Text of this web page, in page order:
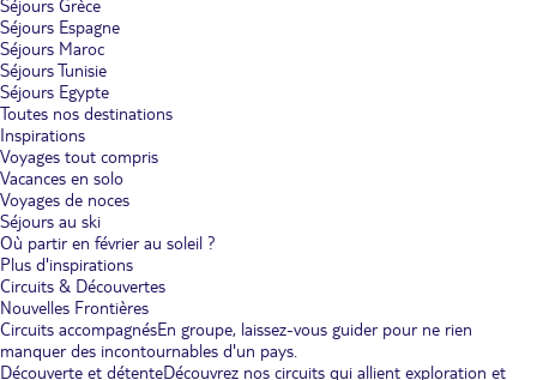
Séjours Grèce
Séjours Espagne
Séjours Maroc
Séjours Tunisie
Séjours Egypte
Toutes nos destinations
Inspirations
Voyages tout compris
Vacances en solo
Voyages de noces
Séjours au ski
Où partir en février au soleil ?
Plus d'inspirations
Circuits & Découvertes
Nouvelles Frontières
Circuits accompagnésEn groupe, laissez-vous guider pour ne rien
manquer des incontournables d'un pays.
Découverte et détenteDécouvrez nos circuits qui allient exploration et